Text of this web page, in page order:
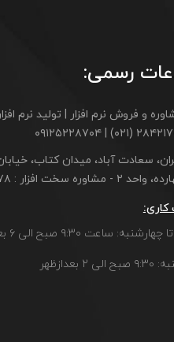
رسمی:
و فروش نرم افزار | تولید نرم
(۰۲۱) | ۰۹۱۲۵۲۲۸۷۰۴
سعادت آباد، میدان کتاب،
۲ - مشاوره سخت افزار : ۲۲۲۴۲۶۷۸ (۰۲۱)
ساعت ۹:۳۰ صبح الی ۶ بعدازظهر
بعدازظهر